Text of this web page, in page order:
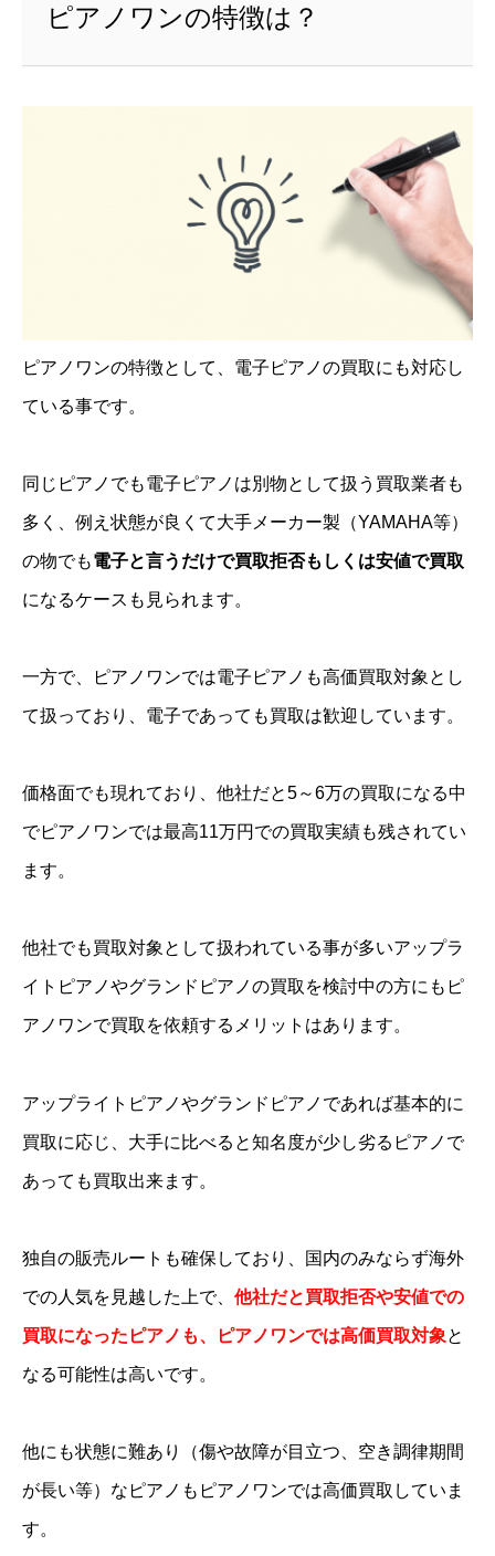
ピアノワンの特徴は？
ピアノワンの特徴として、電子ピアノの買取にも対応し
ている事です。
同じピアノでも電子ピアノは別物として扱う買取業者も
多く、例え状態が良くて大手メーカー製（YAMAHA等）
の物でも電子と言うだけで買取拒否もしくは安値で買取
になるケースも見られます。
一方で、ピアノワンでは電子ピアノも高価買取対象とし
て扱っており、電子であっても買取は歓迎しています。
価格面でも現れており、他社だと5～6万の買取になる中
でピアノワンでは最高11万円での買取実績も残されてい
ます。
他社でも買取対象として扱われている事が多いアップラ
イトピアノやグランドピアノの買取を検討中の方にもピ
アノワンで買取を依頼するメリットはあります。
アップライトピアノやグランドピアノであれば基本的に
買取に応じ、大手に比べると知名度が少し劣るピアノで
あっても買取出来ます。
独自の販売ルートも確保しており、国内のみならず海外
での人気を見越した上で、 他社だと買取拒否や安値での
買取になったピアノも、ピアノワンでは高価買取対象と
なる可能性は高いです。
他にも状態に難あり（傷や故障が目立つ、空き調律期間
が長い等）なピアノもピアノワンでは高価買取していま
す。